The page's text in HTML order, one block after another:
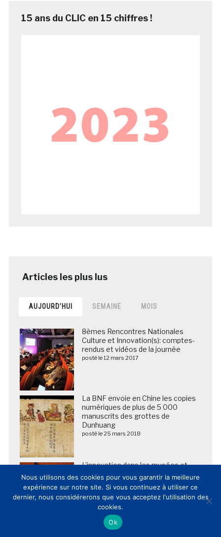
15 ans du CLIC en 15 chiffres !
AUJOURD’HUI SEMAINE MOIS
8èmes Rencontres Nationales
Culture et Innovation(s): comptes-
rendus et vidéos de la journée
posté le 12 mars 2017
La BNF envoie en Chine les copies
numériques de plus de 5 000
manuscrits des grottes de
Dunhuang
posté le 25 mars 2018
L’innovation dans les musées et
lieux de patrimoine en France et
dans le Monde: cahier des
tendances 2014
posté le 13 février 2015
[Offres d’emplois innovations
Nous utilisons des cookies pour vous garantir la meilleure
expérience sur notre site. Si vous continuez à utiliser ce
dernier, nous considérerons que vous acceptez l'utilisation des
cookies.
Ok